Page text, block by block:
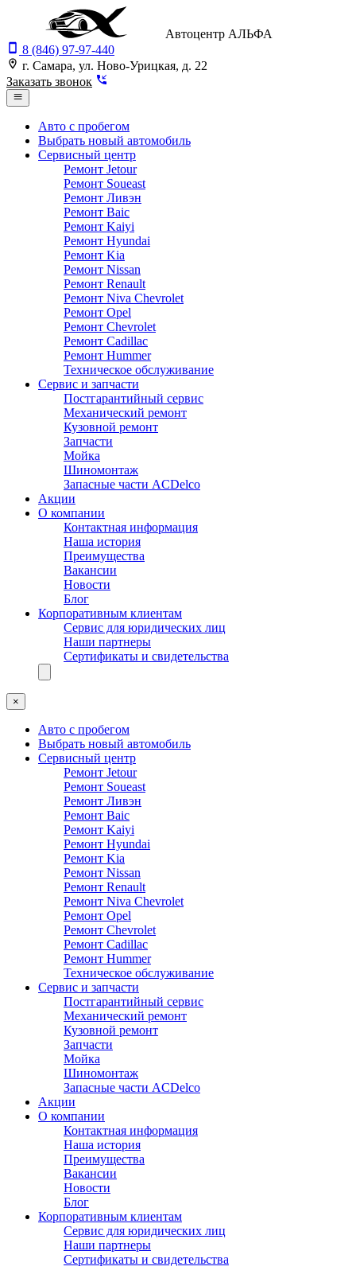
Автоцентр АЛЬФА
8 (846) 97-97-440
г. Самара, ул. Ново-Урицкая, д. 22
Заказать звонок
Авто с пробегом
Выбрать новый автомобиль
Сервисный центр
Ремонт Jetour
Ремонт Soueast
Ремонт Ливэн
Ремонт Baic
Ремонт Kaiyi
Ремонт Hyundai
Ремонт Kia
Ремонт Nissan
Ремонт Renault
Ремонт Niva Chevrolet
Ремонт Opel
Ремонт Chevrolet
Ремонт Cadillac
Ремонт Hummer
Техническое обслуживание
Сервис и запчасти
Постгарантийный сервис
Механический ремонт
Кузовной ремонт
Запчасти
Мойка
Шиномонтаж
Запасные части ACDelco
Акции
О компании
Контактная информация
Наша история
Преимущества
Вакансии
Новости
Блог
Корпоративным клиентам
Сервис для юридических лиц
Наши партнеры
Сертификаты и свидетельства
×
Авто с пробегом
Выбрать новый автомобиль
Сервисный центр
Ремонт Jetour
Ремонт Soueast
Ремонт Ливэн
Ремонт Baic
Ремонт Kaiyi
Ремонт Hyundai
Ремонт Kia
Ремонт Nissan
Ремонт Renault
Ремонт Niva Chevrolet
Ремонт Opel
Ремонт Chevrolet
Ремонт Cadillac
Ремонт Hummer
Техническое обслуживание
Сервис и запчасти
Постгарантийный сервис
Механический ремонт
Кузовной ремонт
Запчасти
Мойка
Шиномонтаж
Запасные части ACDelco
Акции
О компании
Контактная информация
Наша история
Преимущества
Вакансии
Новости
Блог
Корпоративным клиентам
Сервис для юридических лиц
Наши партнеры
Сертификаты и свидетельства